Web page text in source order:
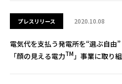
プレスリリース 2020.10.08
電気代を支払う発電所を“選ぶ自由”
「顔の見える電力TM」事業に取り